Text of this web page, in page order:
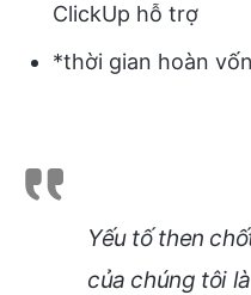
ClickUp hỗ trợ
*thời gian hoàn
Yếu tố then
của chúng tôi